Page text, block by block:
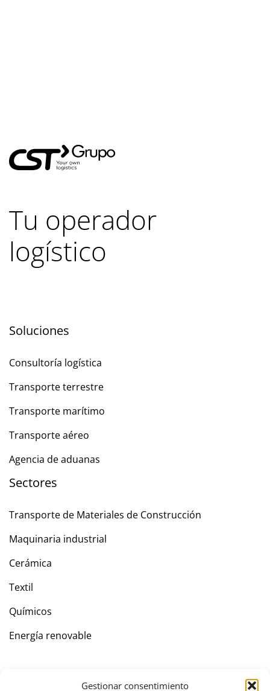
Gestionar consentimiento
Tu operador
logístico
Soluciones
Consultoría logística
Transporte terrestre
Transporte marítimo
Transporte aéreo
Agencia de aduanas
Sectores
Transporte de Materiales de Construcción
Maquinaria industrial
Cerámica
Textil
Químicos
Energía renovable